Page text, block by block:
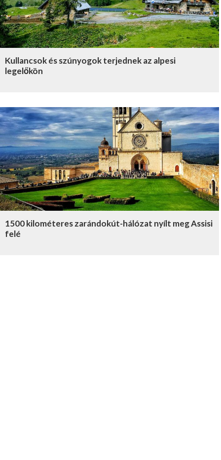
Kullancsok és szúnyogok terjednek az alpesi
legelőkön
1500 kilométeres zarándokút-hálózat nyílt meg Assisi
felé